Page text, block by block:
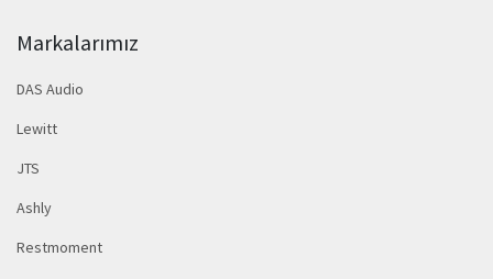
Markalarımız
DAS Audio
Lewitt
JTS
Ashly
Restmoment